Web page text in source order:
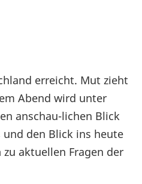
erreicht. Mut zieht
Abend wird unter
anschau-lichen Blick
den Blick ins heute
aktuellen Fragen der